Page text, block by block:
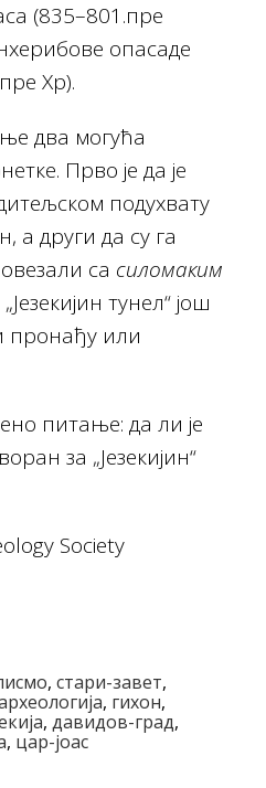
(835–801.пре
опасаде
Хр).
два могућа
Прво је да је
подухвату
а други да су га
са силомаким
тунел“ још
пронађу или
питање: да ли је
за „Језекијин“
Society
, стари-завет,
, гихон,
, давидов-град,
, цар-јоас